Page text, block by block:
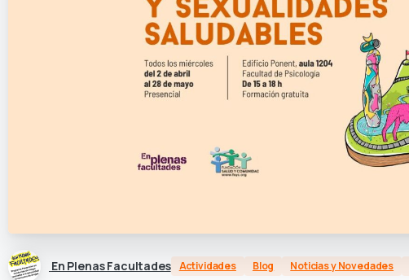
En Plenas Facultades Actividades Blog Noticias y Novedades